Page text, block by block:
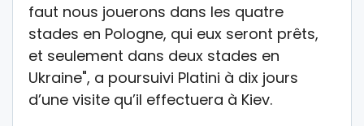
faut nous jouerons dans les quatre
stades en Pologne, qui eux seront prêts,
et seulement dans deux stades en
Ukraine", a poursuivi Platini à dix jours
d’une visite qu’il effectuera à Kiev.